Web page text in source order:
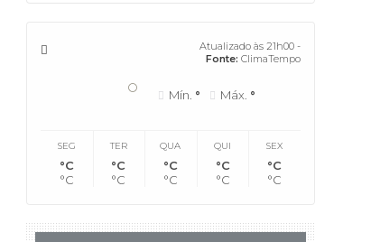
Atualizado às 21h00 -
Fonte: ClimaTempo
° Mín. ° Máx. °
SEG
°C
°C
TER
°C
°C
QUA
°C
°C
QUI
°C
°C
SEX
°C
°C